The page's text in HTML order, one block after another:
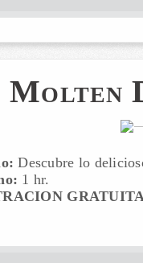
Molten
Descubre lo
1 hr.